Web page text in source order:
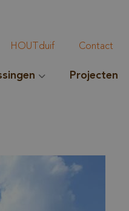
HOUTduif Contact
Projecten